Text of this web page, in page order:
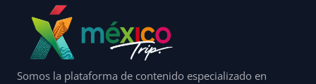
Somos la plataforma de contenido especializado en